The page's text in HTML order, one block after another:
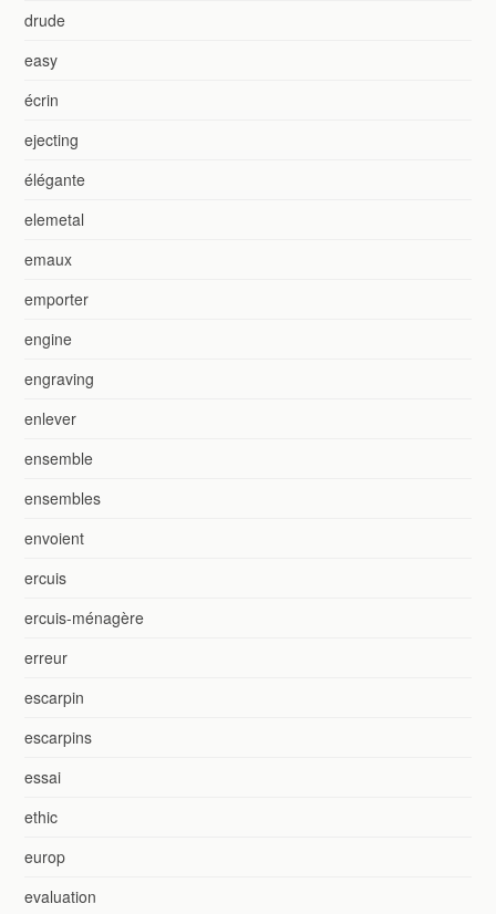
drude
easy
écrin
ejecting
élégante
elemetal
emaux
emporter
engine
engraving
enlever
ensemble
ensembles
envoient
ercuis
ercuis-ménagère
erreur
escarpin
escarpins
essai
ethic
europ
evaluation